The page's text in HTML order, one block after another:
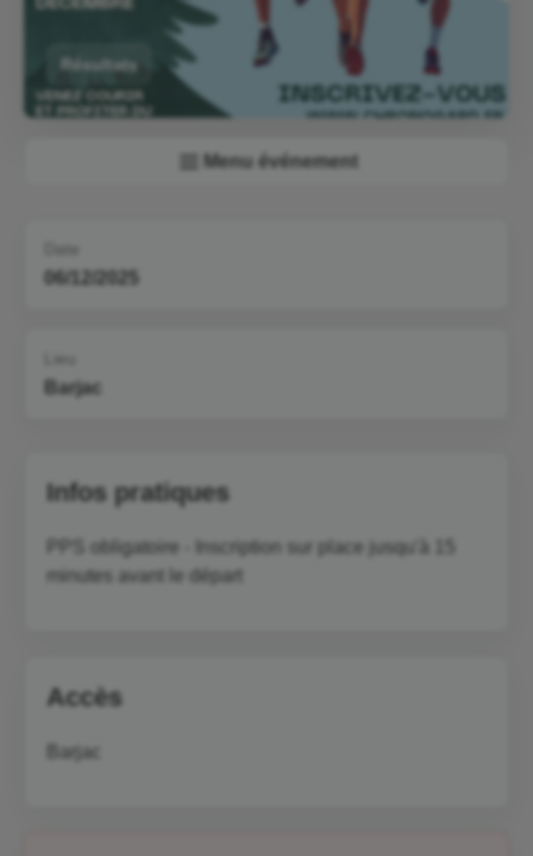
Résultats
Menu événement
06/12/2025
Barjac
Infos pratiques
PPS obligatoire - Inscription sur place jusqu'à 15
minutes avant le départ
Accès
Barjac